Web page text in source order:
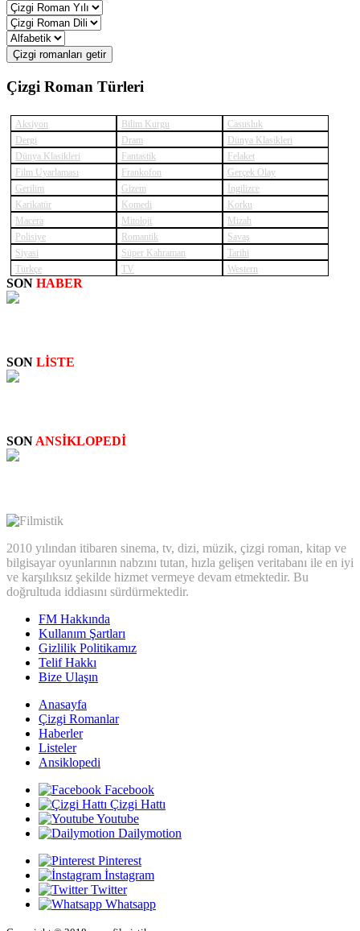
Çizgi romanları getir
Çizgi Roman Türleri
Aksiyon Bilim Kurgu
Casusluk
Dergi
Dram
Dünya Klasikleri
Dünya Klasikleri
Fantastik
Felaket
Film Uyarlaması
Frankofon
Gerçek Olay
Gerilim
Gizem
İngilizce
Karikatür
Komedi
Korku
Macera
Mitoloji
Mizah
Polisiye
Romantik
Savaş
Siyasi
Süper Kahraman
Tarihi
Türkçe
TV Western
SON HABER
SON LİSTE
SON ANSİKLOPEDİ
2010 yılından itibaren sinema, tv, dizi, müzik, çizgi roman, kitap ve
bilgisayar oyunlarının nabzını tutan, hızla gelişen veritabanı ile en iyi
ve karşılıksız şekilde hizmet vermeye devam etmektedir. Bu
doğrultuda iddiasını sürdürmektedir.
FM Hakkında
Kullanım Şartları
Gizlilik Politikamız
Telif Hakkı
Bize Ulaşın
Anasayfa
Çizgi Romanlar
Haberler
Listeler
Ansiklopedi
Facebook
Çizgi Hattı
Youtube
Dailymotion
Pinterest
İnstagram
Twitter
Whatsapp